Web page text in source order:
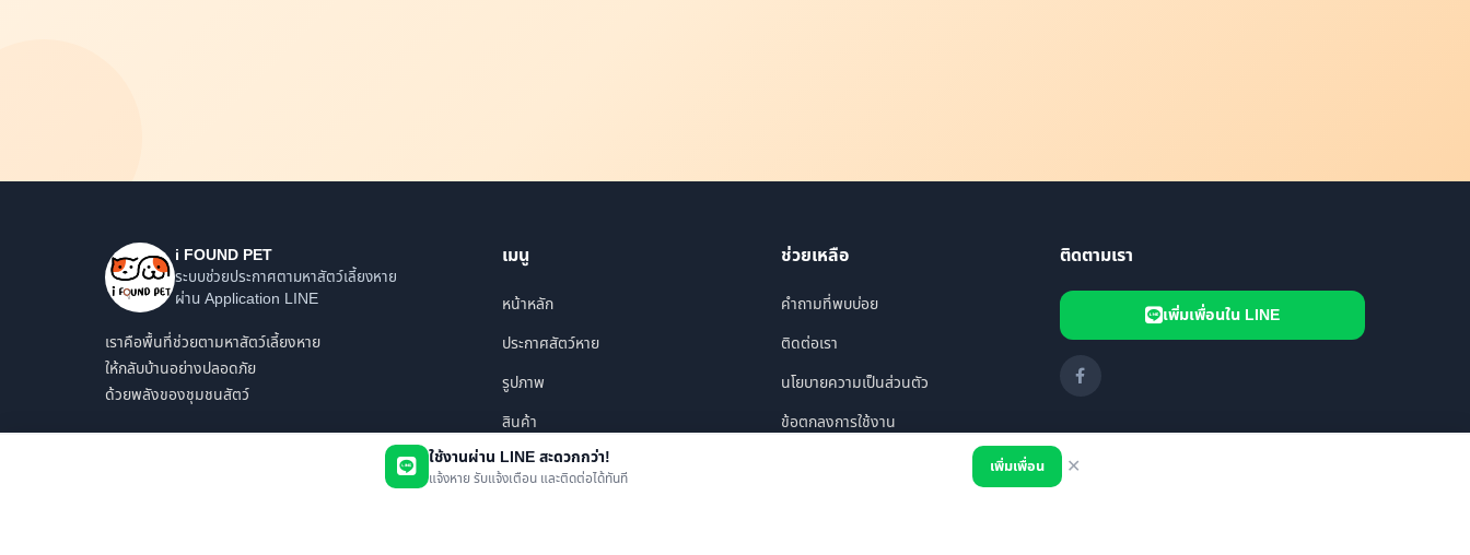
ใช้งานผ่าน LINE สะดวกกว่า!
แจ้งหาย รับแจ้งเตือน และติดต่อได้ทันที
เพิ่มเพื่อน ✕
i FOUND PET
ระบบช่วยประกาศตามหาสัตว์เลี้ยงหาย
ผ่าน Application LINE
เราคือพื้นที่ช่วยตามหาสัตว์เลี้ยงหาย
ให้กลับบ้านอย่างปลอดภัย
ด้วยพลังของชุมชนสัตว์
เมนู
หน้าหลัก
ประกาศสัตว์หาย
รูปภาพ
สินค้า
ร้านค้า/บริการ
ช่วยเหลือ
คำถามที่พบบ่อย
ติดต่อเรา
นโยบายความเป็นส่วนตัว
ข้อตกลงการใช้งาน
ติดตามเรา
เพิ่มเพื่อนใน LINE